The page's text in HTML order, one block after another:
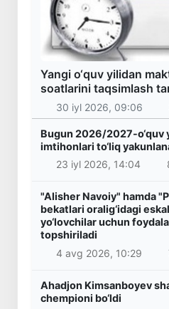
Yangi o‘quv yilidan
soatlarini taqsimlash
30 iyl 2026, 09:06
Bugun 2026/2027-o‘quv
imtihonlari to‘liq
23 iyl 2026, 14:04
"Alisher Navoiy" hamda
bekatlari oralig‘idagi
yo‘lovchilar uchun
topshiriladi
4 avg 2026, 10:29
Ahadjon Kimsanboyev
chempioni bo‘ldi